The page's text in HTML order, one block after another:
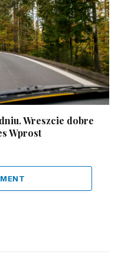
Wreszcie dobre
Wprost